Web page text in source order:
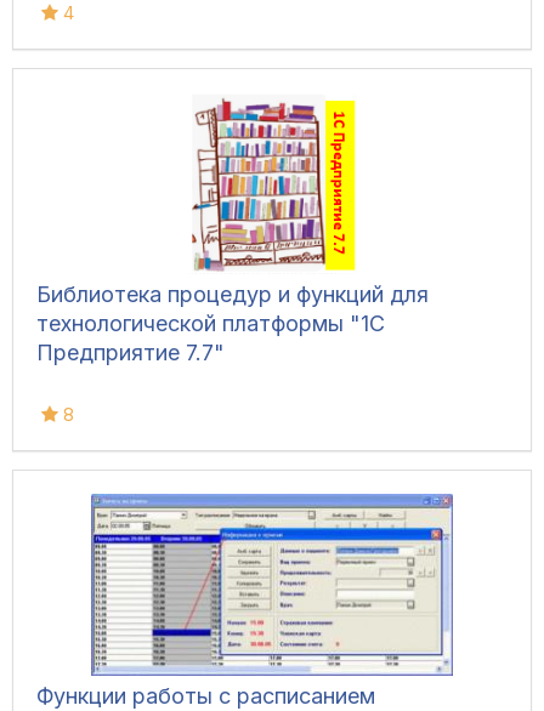
4
Библиотека процедур и функций для
технологической платформы "1С
Предприятие 7.7"
8
Функции работы с расписанием